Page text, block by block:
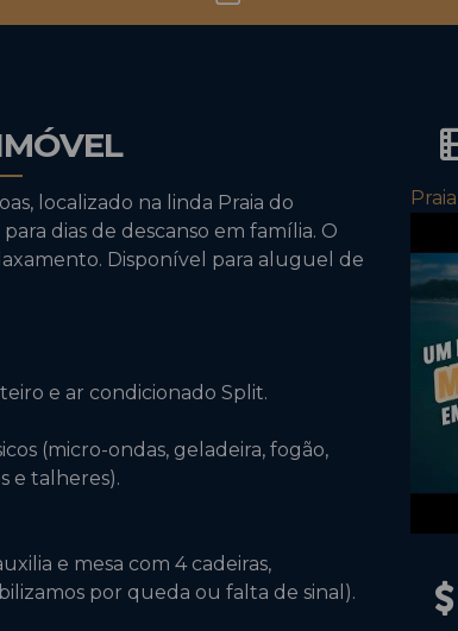
localizado na linda Praia do
dias de descanso em família. O
Disponível para aluguel de
e ar condicionado Split.
(micro-ondas, geladeira, fogão,
e talheres).
e mesa com 4 cadeiras,
por queda ou falta de sinal).